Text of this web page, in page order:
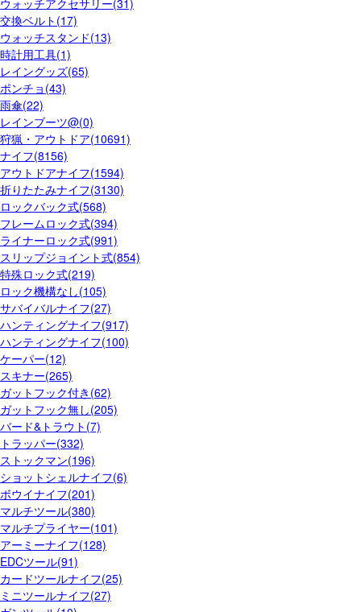
ウォッチアクセサリー(31)
交換ベルト(17)
ウォッチスタンド(13)
時計用工具(1)
レイングッズ(65)
ポンチョ(43)
雨傘(22)
レインブーツ@(0)
狩猟・アウトドア(10691)
ナイフ(8156)
アウトドアナイフ(1594)
折りたたみナイフ(3130)
ロックバック式(568)
フレームロック式(394)
ライナーロック式(991)
スリップジョイント式(854)
特殊ロック式(219)
ロック機構なし(105)
サバイバルナイフ(27)
ハンティングナイフ(917)
ハンティングナイフ(100)
ケーパー(12)
スキナー(265)
ガットフック付き(62)
ガットフック無し(205)
バード&トラウト(7)
トラッパー(332)
ストックマン(196)
ショットシェルナイフ(6)
ボウイナイフ(201)
マルチツール(380)
マルチプライヤー(101)
アーミーナイフ(128)
EDCツール(91)
カードツールナイフ(25)
ミニツールナイフ(27)